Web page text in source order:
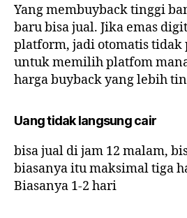
Yang membuyback tinggi
baru bisa jual. Jika emas
platform, jadi otomatis
untuk memilih platfom
harga buyback yang lebih
Uang tidak langsung cair
bisa jual di jam 12 malam,
biasanya itu maksimal tiga
Biasanya 1-2 hari